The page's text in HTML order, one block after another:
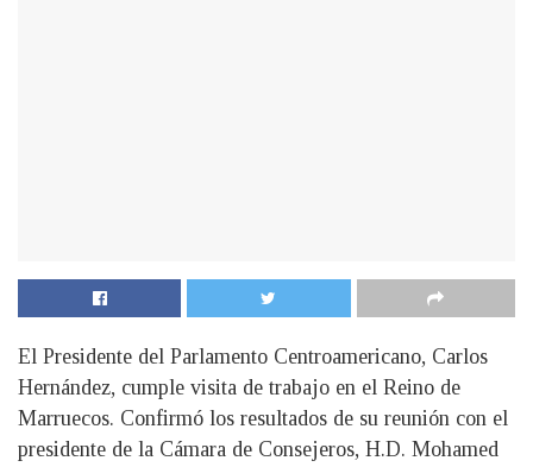
El Presidente del Parlamento Centroamericano, Carlos
Hernández, cumple visita de trabajo en el Reino de
Marruecos. Confirmó los resultados de su reunión con el
presidente de la Cámara de Consejeros, H.D. Mohamed